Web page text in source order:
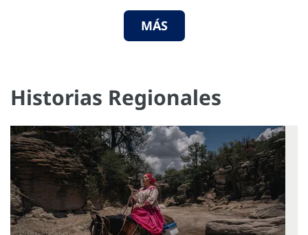
MÁS
Historias Regionales